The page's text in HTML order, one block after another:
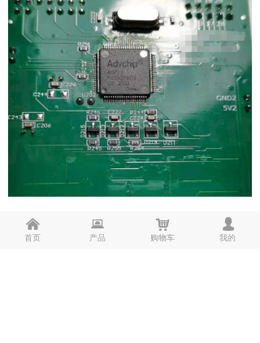
낀
首页
뀵
产品
낙
购物车
넙
我的